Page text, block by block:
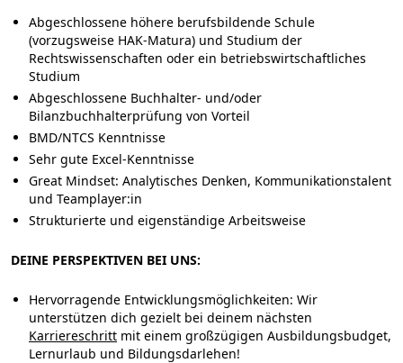
Abgeschlossene höhere berufsbildende Schule
(vorzugsweise HAK-Matura) und Studium der
Rechtswissenschaften oder ein betriebswirtschaftliches
Studium
Abgeschlossene Buchhalter- und/oder
Bilanzbuchhalterprüfung von Vorteil
BMD/NTCS Kenntnisse
Sehr gute Excel-Kenntnisse
Great Mindset: Analytisches Denken, Kommunikationstalent
und Teamplayer:in
Strukturierte und eigenständige Arbeitsweise
DEINE PERSPEKTIVEN BEI UNS:
Hervorragende Entwicklungsmöglichkeiten: Wir
unterstützen dich gezielt bei deinem nächsten
Karriereschritt mit einem großzügigen Ausbildungsbudget,
Lernurlaub und Bildungsdarlehen!